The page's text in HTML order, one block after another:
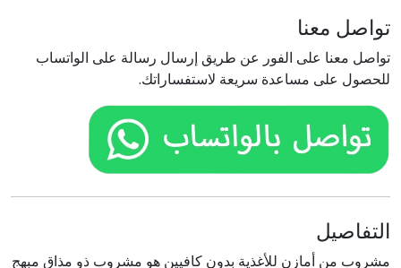
تواصل معنا
تواصل معنا على الفور عن طريق إرسال رسالة على الواتساب
للحصول على مساعدة سريعة لاستفساراتك.
التفاصيل
مشروب من أمازن للأغذية بدون كافيين هو مشروب ذو مذاق مبهج